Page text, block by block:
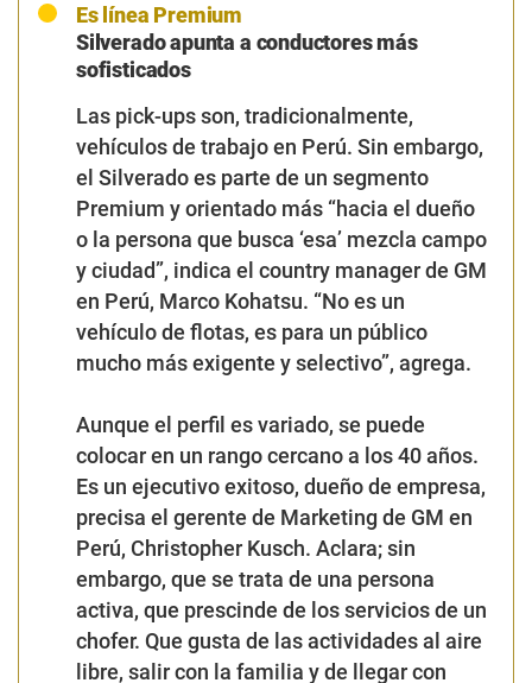
Es línea Premium
Silverado apunta a conductores más
sofisticados
Las pick-upsson, tradicionalmente,
vehículosde trabajo en Perú. Sin embargo,
el Silveradoes parte de un segmento
Premium y orientado más “hacia el dueño
o la persona que busca ‘esa’ mezcla campo
y ciudad”, indica el country manager de GM
en Perú, Marco Kohatsu. “No es un
vehículode flotas, es para un público
mucho más exigente y selectivo”, agrega.
Aunque el perfil es variado, se puede
colocar en un rango cercano a los 40 años.
Es un ejecutivo exitoso, dueño de empresa,
precisa el gerente de Marketing de GM en
Perú, Christopher Kusch. Aclara; sin
embargo, que se trata de una persona
activa, que prescinde de los servicios de un
chofer. Que gusta de las actividades al aire
libre, salir con la familia y de llegar con